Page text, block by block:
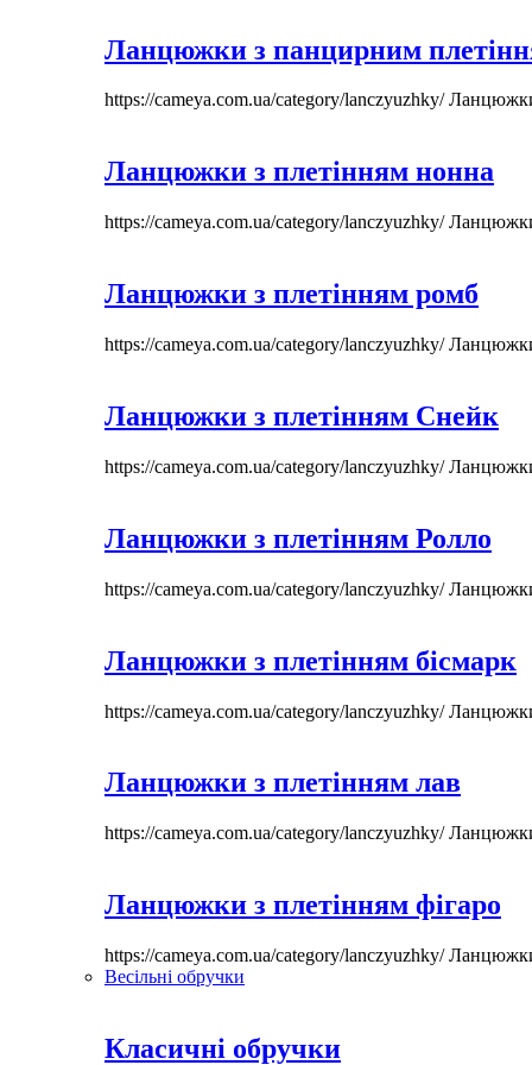
Ланцюжки з панцирним
https://cameya.com.ua/category/lanczyuzhky/
Ланцюжки з плетінням нонна
https://cameya.com.ua/category/lanczyuzhky/
Ланцюжки з плетінням ромб
https://cameya.com.ua/category/lanczyuzhky/
Ланцюжки з плетінням Снейк
https://cameya.com.ua/category/lanczyuzhky/
Ланцюжки з плетінням Ролло
https://cameya.com.ua/category/lanczyuzhky/
Ланцюжки з плетінням бісмарк
https://cameya.com.ua/category/lanczyuzhky/
Ланцюжки з плетінням лав
https://cameya.com.ua/category/lanczyuzhky/
Ланцюжки з плетінням фігаро
https://cameya.com.ua/category/lanczyuzhky/
Весільні обручки
Класичні обручки